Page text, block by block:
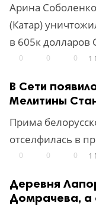
Арина
(Катар)
в 605к
0 0 0 1
В Сети
Мелитины
Прима
отселфилась в
0 0 0 1
Деревня
Домрачева, а